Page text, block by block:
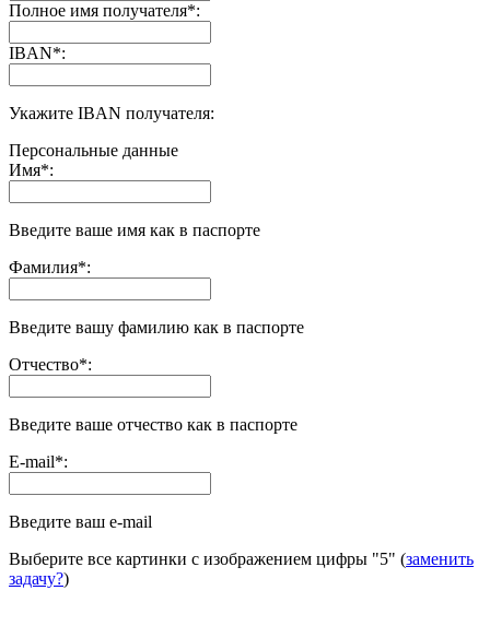
Полное имя получателя*:
IBAN*:
Укажите IBAN получателя:
Персональные данные
Имя*:
Введите ваше имя как в паспорте
Фамилия*:
Введите вашу фамилию как в паспорте
Отчество*:
Введите ваше отчество как в паспорте
E-mail*:
Введите ваш e-mail
Выберите все картинки с изображением цифры "5" (заменить
задачу?)